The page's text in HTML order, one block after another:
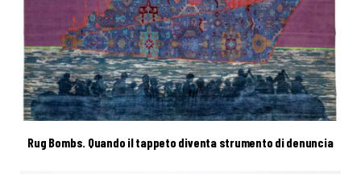
Rug Bombs. Quando il tappeto diventa strumento di denuncia